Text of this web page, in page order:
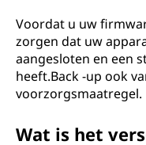
Voordat u uw
zorgen dat uw
aangesloten en een
heeft.Back -up ook
voorzorgsmaatregel.
Wat is het